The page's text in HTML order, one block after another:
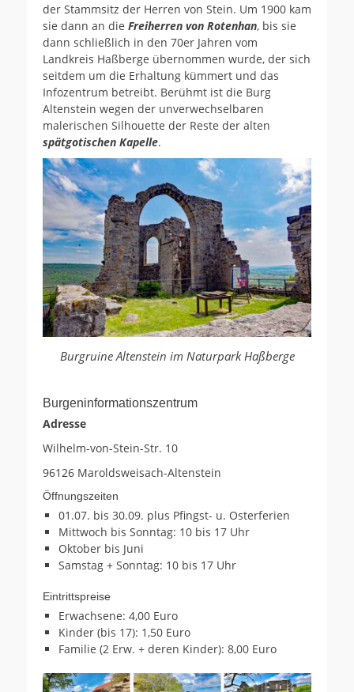
der Stammsitz der Herren von Stein. Um 1900 kam
sie dann an die Freiherren von Rotenhan, bis sie
dann schließlich in den 70er Jahren vom
Landkreis Haßberge übernommen wurde, der sich
seitdem um die Erhaltung kümmert und das
Infozentrum betreibt. Berühmt ist die Burg
Altenstein wegen der unverwechselbaren
malerischen Silhouette der Reste der alten
spätgotischen Kapelle.
Burgruine Altenstein im Naturpark Haßberge
Burgeninformationszentrum
Adresse
Wilhelm-von-Stein-Str. 10
96126 Maroldsweisach-Altenstein
Öffnungszeiten
01.07. bis 30.09. plus Pfingst- u. Osterferien
Mittwoch bis Sonntag: 10 bis 17 Uhr
Oktober bis Juni
Samstag + Sonntag: 10 bis 17 Uhr
Eintrittspreise
Erwachsene: 4,00 Euro
Kinder (bis 17): 1,50 Euro
Familie (2 Erw. + deren Kinder): 8,00 Euro